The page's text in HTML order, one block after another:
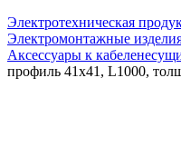
Электротехническая
Электромонтажные
Аксессуары к
профиль 41х41, L1000,